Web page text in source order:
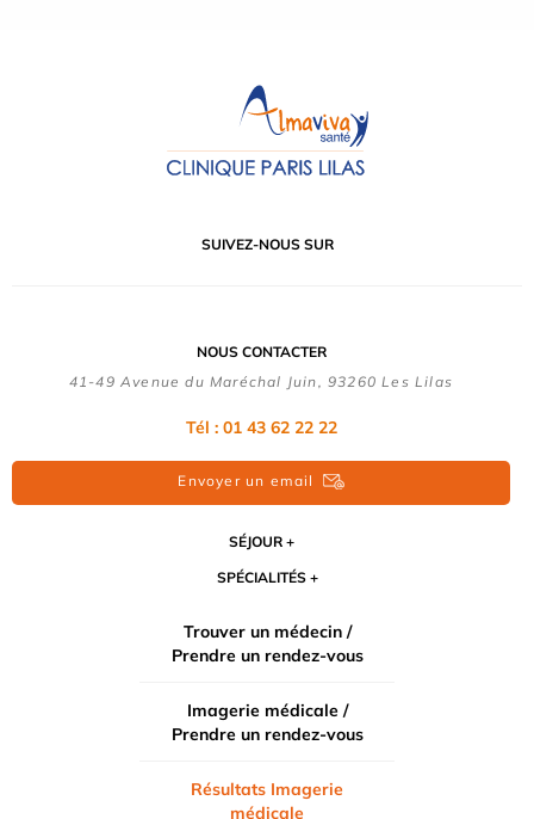
SUIVEZ-NOUS SUR
NOUS CONTACTER
41-49 Avenue du Maréchal Juin, 93260 Les Lilas
Tél : 01 43 62 22 22
Envoyer un email
SÉJOUR
SPÉCIALITÉS
Trouver un médecin /
Prendre un rendez-vous
Imagerie médicale /
Prendre un rendez-vous
Résultats Imagerie
médicale